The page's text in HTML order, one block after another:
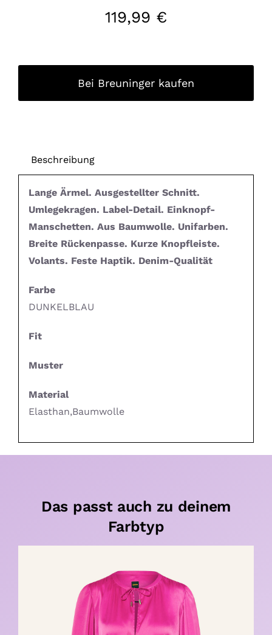
119,99 €
Bei Breuninger kaufen
Beschreibung
Lange Ärmel. Ausgestellter Schnitt.
Umlegekragen. Label-Detail. Einknopf-
Manschetten. Aus Baumwolle. Unifarben.
Breite Rückenpasse. Kurze Knopfleiste.
Volants. Feste Haptik. Denim-Qualität
Farbe
DUNKELBLAU
Fit
Muster
Material
Elasthan,Baumwolle
Das passt auch zu deinem
Farbtyp